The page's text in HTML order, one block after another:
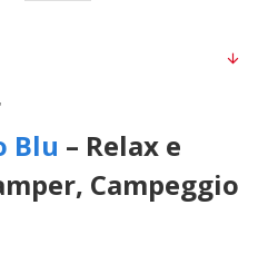
Blu – Relax e
Campeggio